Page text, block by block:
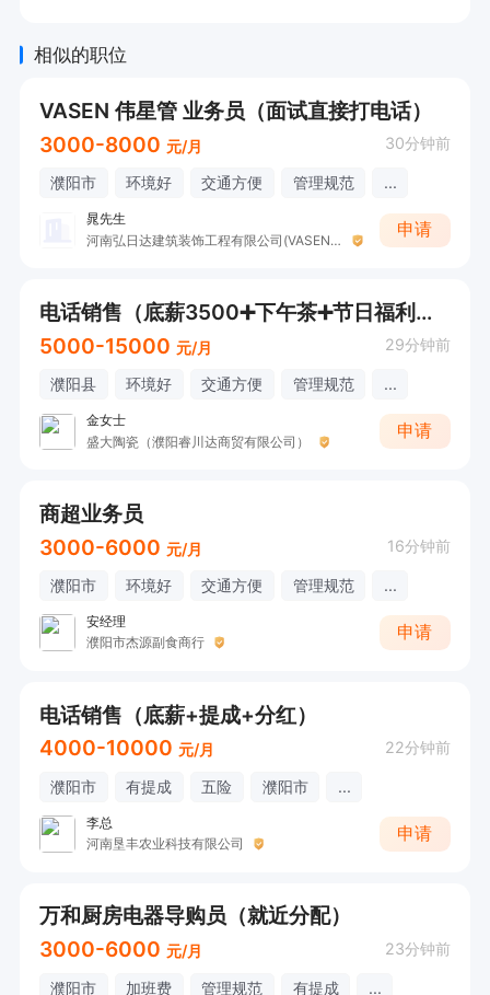
相似的职位
VASEN 伟星管 业务员（面试直接打电话）
3000-8000 元/月 30分钟前
濮阳市 环境好 交通方便 管理规范 ...
晁先生
河南弘日达建筑装饰工程有限公司(VASEN 伟星管)
申请
电话销售（底薪3500➕下午茶➕节日福利）可直接打电话
5000-15000 元/月 29分钟前
濮阳县 环境好 交通方便 管理规范 ...
金女士
盛大陶瓷（濮阳睿川达商贸有限公司）
申请
商超业务员
3000-6000 元/月 16分钟前
濮阳市 环境好 交通方便 管理规范 ...
安经理
濮阳市杰源副食商行
申请
电话销售（底薪+提成+分红）
4000-10000 元/月 22分钟前
濮阳市 有提成 五险 濮阳市 ...
李总
河南垦丰农业科技有限公司
申请
万和厨房电器导购员（就近分配）
3000-6000 元/月 23分钟前
濮阳市 加班费 管理规范 有提成 ...